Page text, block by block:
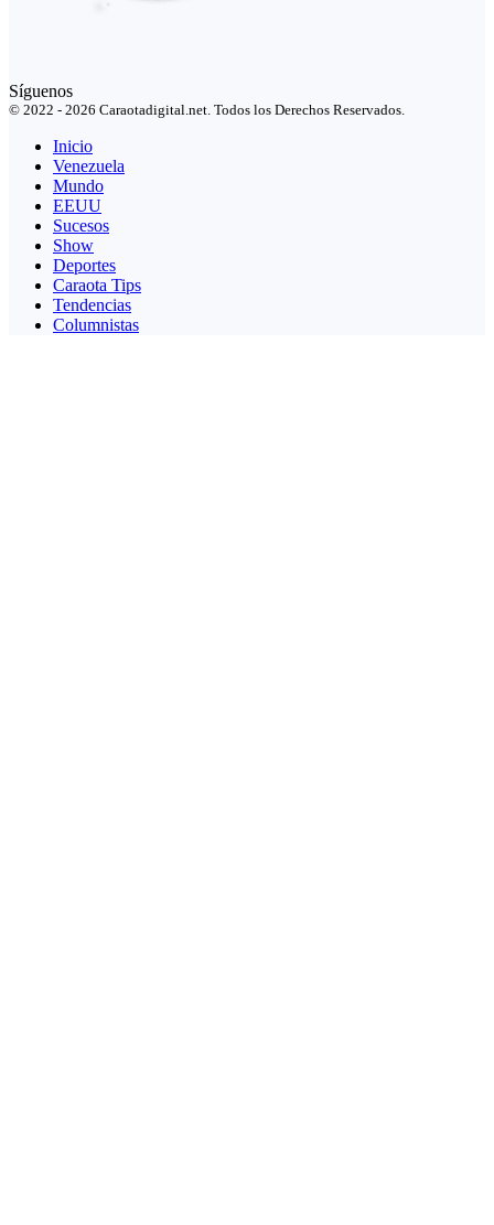
Síguenos
© 2022 - 2026 Caraotadigital.net. Todos los Derechos Reservados.
Inicio
Venezuela
Mundo
EEUU
Sucesos
Show
Deportes
Caraota Tips
Tendencias
Columnistas